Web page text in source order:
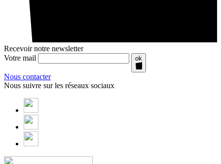
Recevoir notre newsletter
Votre mail
ok
Nous contacter
Nous suivre sur les réseaux sociaux